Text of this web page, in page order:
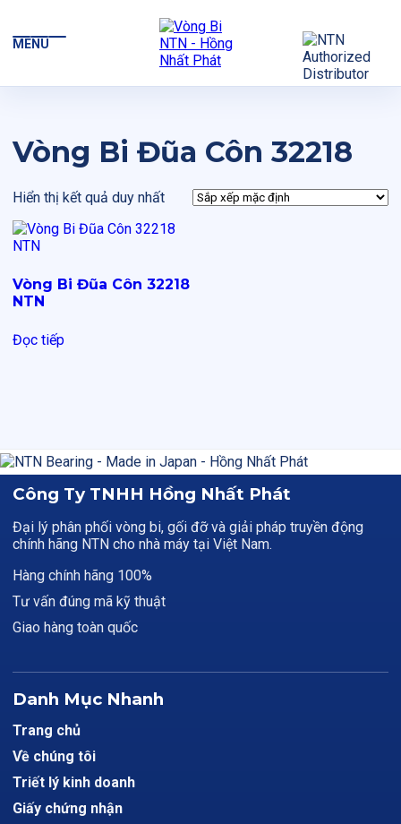
MENU
Vòng Bi Đũa Côn 32218
Hiển thị kết quả duy nhất
Vòng Bi Đũa Côn 32218
NTN
Đọc tiếp
Công Ty TNHH Hồng Nhất Phát
Đại lý phân phối vòng bi, gối đỡ và giải pháp truyền động
chính hãng NTN cho nhà máy tại Việt Nam.
Hàng chính hãng 100%
Tư vấn đúng mã kỹ thuật
Giao hàng toàn quốc
Danh Mục Nhanh
Trang chủ
Về chúng tôi
Triết lý kinh doanh
Giấy chứng nhận